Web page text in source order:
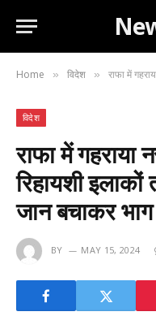
Home » विदेश » राफा में गहराया
विदेश
राफा में गहराया
रिहायशी
जान बचाकर
BY MAY 15, 2024